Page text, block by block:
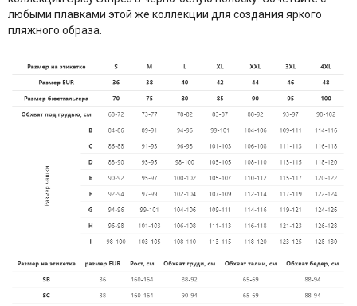
любыми плавками этой же коллекции для создания яркого
пляжного образа.